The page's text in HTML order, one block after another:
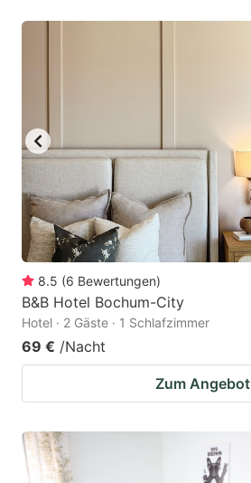
8.5 (6 Bewertungen)
B&B Hotel Bochum-City
Hotel · 2 Gäste · 1 Schlafzimmer
69 € /Nacht
Zum Angebot